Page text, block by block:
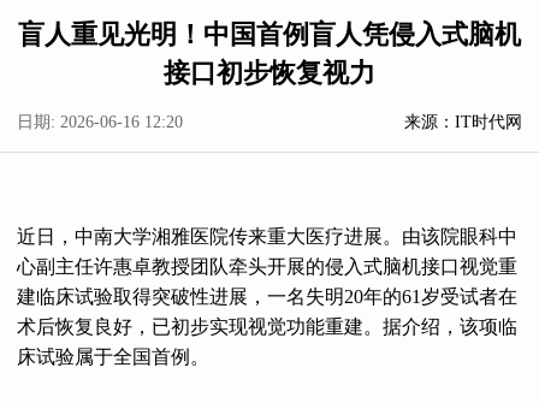
盲人重见光明！中国首例盲人凭侵入式脑机
接口初步恢复视力
日期: 2026-06-16 12:20 来源：IT时代网
近日，中南大学湘雅医院传来重大医疗进展。由该院眼科中
心副主任许惠卓教授团队牵头开展的侵入式脑机接口视觉重
建临床试验取得突破性进展，一名失明20年的61岁受试者在
术后恢复良好，已初步实现视觉功能重建。据介绍，该项临
床试验属于全国首例。